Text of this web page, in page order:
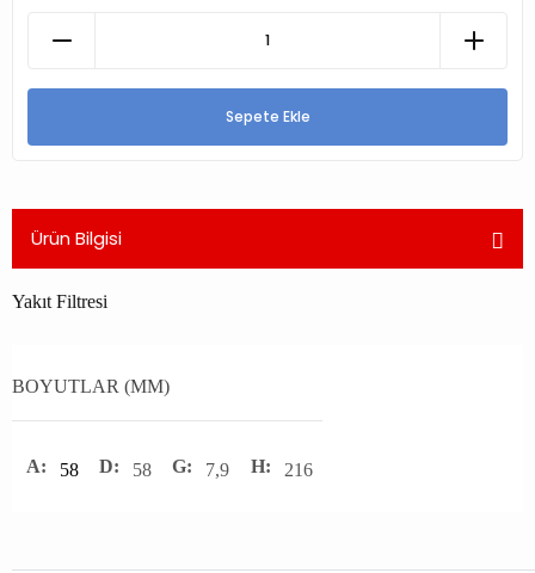
Sepete Ekle
Ürün Bilgisi
Yakıt Filtresi
BOYUTLAR (MM)
A: 58 D: 58 G: 7,9 H: 216